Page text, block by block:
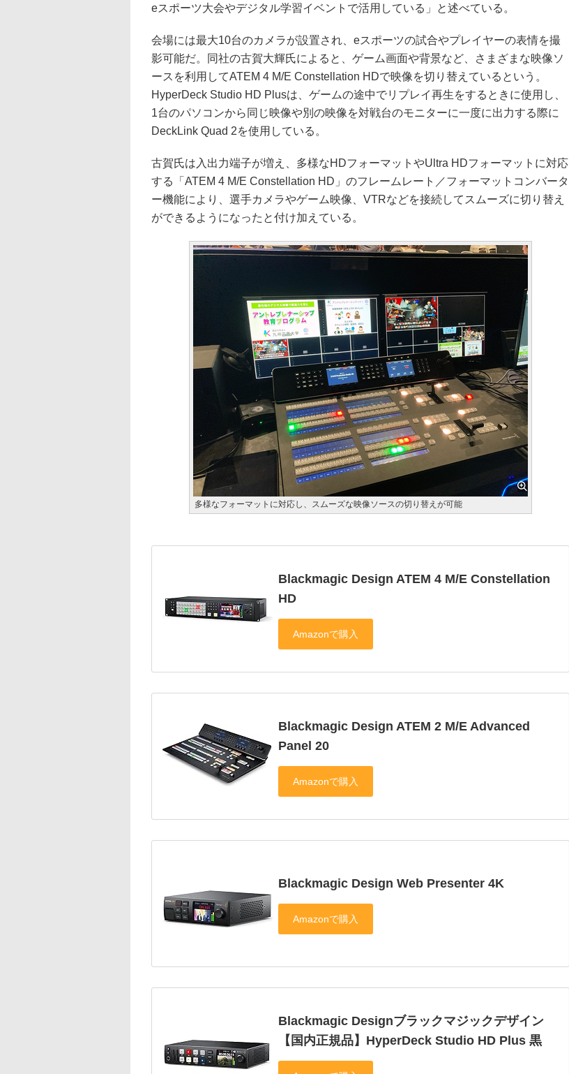
eスポーツ大会やデジタル学習イベントで活用している」と述べている。
会場には最大10台のカメラが設置され、eスポーツの試合やプレイヤーの表情を撮
影可能だ。同社の古賀大輝氏によると、ゲーム画面や背景など、さまざまな映像ソ
ースを利用してATEM 4 M/E Constellation HDで映像を切り替えているという。
HyperDeck Studio HD Plusは、ゲームの途中でリプレイ再生をするときに使用し、
1台のパソコンから同じ映像や別の映像を対戦台のモニターに一度に出力する際に
DeckLink Quad 2を使用している。
古賀氏は入出力端子が増え、多様なHDフォーマットやUltra HDフォーマットに対応
する「ATEM 4 M/E Constellation HD」のフレームレート／フォーマットコンバータ
ー機能により、選手カメラやゲーム映像、VTRなどを接続してスムーズに切り替え
ができるようになったと付け加えている。
多様なフォーマットに対応し、スムーズな映像ソースの切り替えが可能
Blackmagic Design ATEM 4 M/E Constellation
HD
Blackmagic Design ATEM 2 M/E Advanced
Panel 20
Blackmagic Design Web Presenter 4K
Blackmagic Designブラックマジックデザイン
【国内正規品】HyperDeck Studio HD Plus 黒